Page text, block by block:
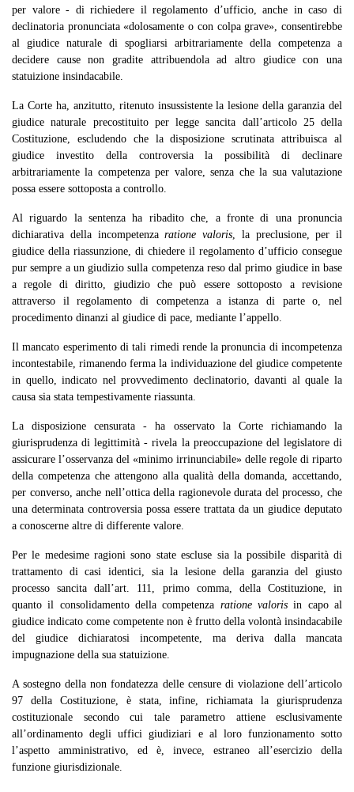
per valore - di richiedere il regolamento d’ufficio, anche in caso di
declinatoria pronunciata «dolosamente o con colpa grave», consentirebbe
al giudice naturale di spogliarsi arbitrariamente della competenza a
decidere cause non gradite attribuendola ad altro giudice con una
statuizione insindacabile.
La Corte ha, anzitutto, ritenuto insussistente la lesione della garanzia del
giudice naturale precostituito per legge sancita dall’articolo 25 della
Costituzione, escludendo che la disposizione scrutinata attribuisca al
giudice investito della controversia la possibilità di declinare
arbitrariamente la competenza per valore, senza che la sua valutazione
possa essere sottoposta a controllo.
Al riguardo la sentenza ha ribadito che, a fronte di una pronuncia
dichiarativa della incompetenzaratione valoris , la preclusione, per il
giudice della riassunzione, di chiedere il regolamento d’ufficio consegue
pur sempre a un giudizio sulla competenza reso dal primo giudice in base
a regole di diritto, giudizio che può essere sottoposto a revisione
attraverso il regolamento di competenza a istanza di parte o, nel
procedimento dinanzi al giudice di pace, mediante l’appello.
Il mancato esperimento di tali rimedi rende la pronuncia di incompetenza
incontestabile, rimanendo ferma la individuazione del giudice competente
in quello, indicato nel provvedimento declinatorio, davanti al quale la
causa sia stata tempestivamente riassunta.
La disposizione censurata - ha osservato la Corte richiamando la
giurisprudenza di legittimità - rivela la preoccupazione del legislatore di
assicurare l’osservanza del «minimo irrinunciabile» delle regole di riparto
della competenza che attengono alla qualità della domanda, accettando,
per converso, anche nell’ottica della ragionevole durata del processo, che
una determinata controversia possa essere trattata da un giudice deputato
a conoscerne altre di differente valore.
Per le medesime ragioni sono state escluse sia la possibile disparità di
trattamento di casi identici, sia la lesione della garanzia del giusto
processo sancita dall’art. 111, primo comma, della Costituzione, in
quanto il consolidamento della competenza ratione valoris in capo al
giudice indicato come competente non è frutto della volontà insindacabile
del giudice dichiaratosi incompetente, ma deriva dalla mancata
impugnazione della sua statuizione.
A sostegno della non fondatezza delle censure di violazione dell’articolo
97 della Costituzione, è stata, infine, richiamata la giurisprudenza
costituzionale secondo cui tale parametro attiene esclusivamente
all’ordinamento degli uffici giudiziari e al loro funzionamento sotto
l’aspetto amministrativo, ed è, invece, estraneo all’esercizio della
funzione giurisdizionale.